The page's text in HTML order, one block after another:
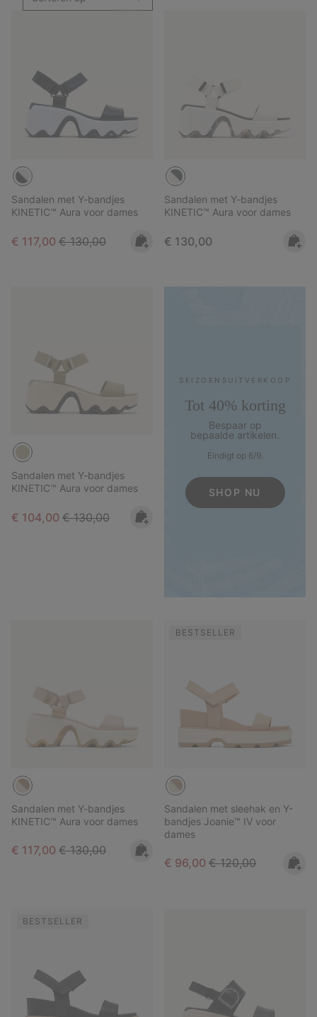
Sandalen met Y-bandjes
KINETIC™ Aura voor dames
Sale price:
€ 117,00 Regular price:
€ 130,00
Sandalen met Y-bandjes
KINETIC™ Aura voor dames
Regular price:
€ 130,00
Sandalen met Y-bandjes
KINETIC™ Aura voor dames
Sale price:
€ 104,00 Regular price:
€ 130,00
SEIZOENS­UITVERKOOP
Tot 40% korting
Bespaar op
bepaalde artikelen.
Eindigt op 6/9.
SHOP NU
Sandalen met Y-bandjes
KINETIC™ Aura voor dames
Sale price:
€ 117,00 Regular price:
€ 130,00
BESTSELLER
Sandalen met sleehak en Y-
bandjes Joanie™ IV voor
dames
Sale price:
€ 96,00 Regular price:
€ 120,00
BESTSELLER